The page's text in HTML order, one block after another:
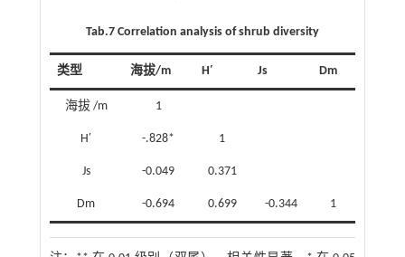
Tab.7 Correlation analysis of shrub diversity
类型 海拔/m H′ Js Dm
海拔 /m 1
H′ -.828* 1
Js -0.049 0.371
Dm -0.694 0.699 -0.344 1